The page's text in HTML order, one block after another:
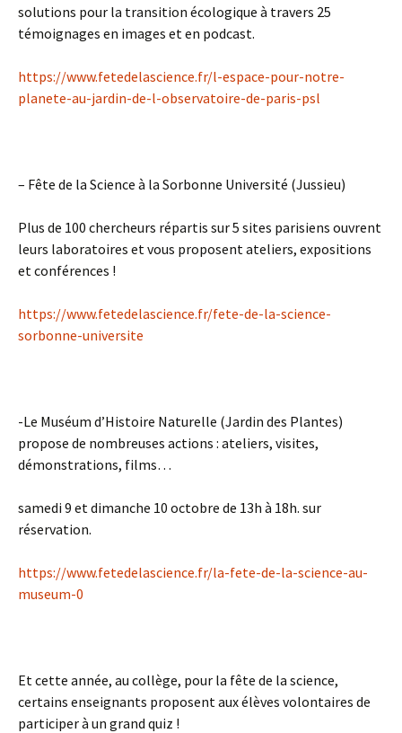
solutions pour la transition écologique à travers 25
témoignages en images et en podcast.
https://www.fetedelascience.fr/l-espace-pour-notre-
planete-au-jardin-de-l-observatoire-de-paris-psl
– Fête de la Science à la Sorbonne Université (Jussieu)
Plus de 100 chercheurs répartis sur 5 sites parisiens ouvrent
leurs laboratoires et vous proposent ateliers, expositions
et conférences !
https://www.fetedelascience.fr/fete-de-la-science-
sorbonne-universite
-Le Muséum d’Histoire Naturelle (Jardin des Plantes)
propose de nombreuses actions : ateliers, visites,
démonstrations, films…
​samedi 9 et dimanche 10 octobre de 13h à 18h. sur
réservation.
​https://www.fetedelascience.fr/la-fete-de-la-science-au-
museum-0
Etcette année, au collège, pour la fête de la science,
certains enseignants proposentaux élèves volontaires de
participer à un grand quiz !